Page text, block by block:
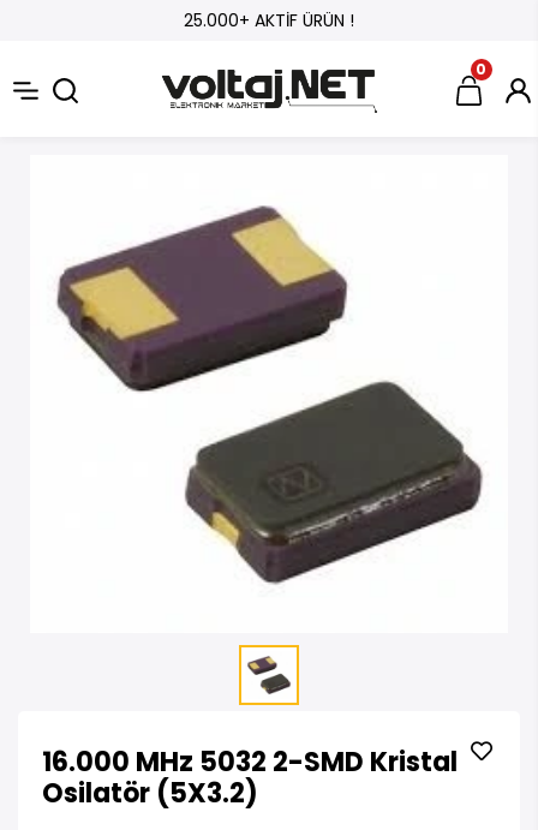
25.000+ AKTİF ÜRÜN !
0
16.000 MHz 5032 2-SMD Kristal
Osilatör (5X3.2)